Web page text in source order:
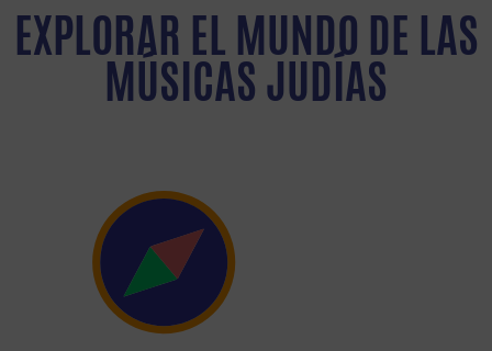
EXPLORAR EL MUNDO DE LAS
MÚSICAS JUDÍAS